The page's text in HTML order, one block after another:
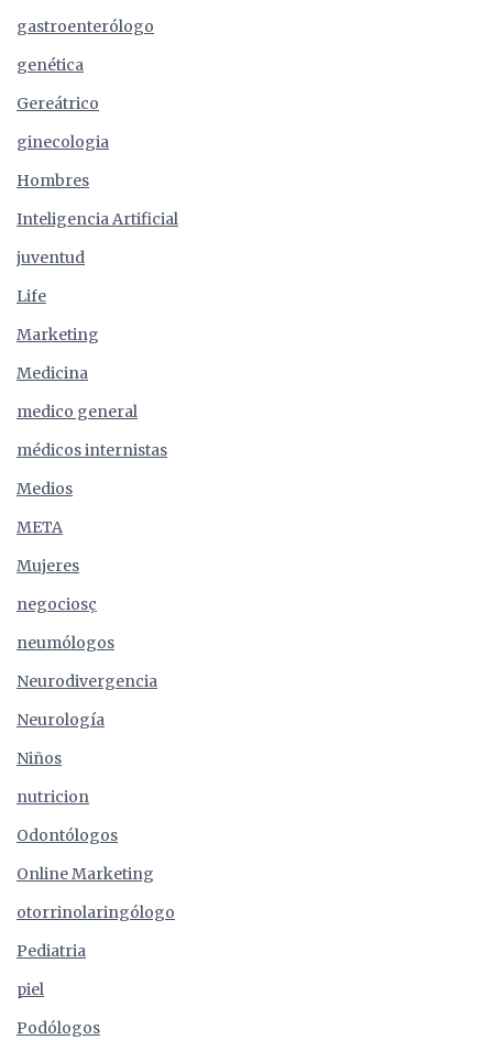
gastroenterólogo
genética
Gereátrico
ginecologia
Hombres
Inteligencia Artificial
juventud
Life
Marketing
Medicina
medico general
médicos internistas
Medios
META
Mujeres
negociosç
neumólogos
Neurodivergencia
Neurología
Niños
nutricion
Odontólogos
Online Marketing
otorrinolaringólogo
Pediatria
piel
Podólogos